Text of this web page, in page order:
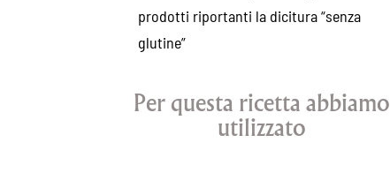
prodotti riportanti la dicitura “senza
glutine”
Per questa ricetta abbiamo
utilizzato